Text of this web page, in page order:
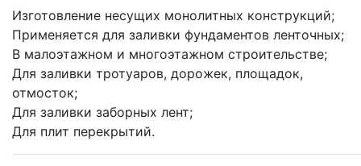
Изготовление несущих монолитных конструкций;
Применяется для заливки фундаментов ленточных;
В малоэтажном и многоэтажном строительстве;
Для заливки тротуаров, дорожек, площадок,
отмосток;
Для заливки заборных лент;
Для плит перекрытий.